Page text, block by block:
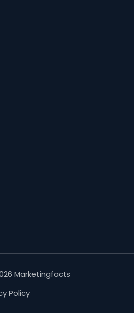
Marketingfacts
Policy